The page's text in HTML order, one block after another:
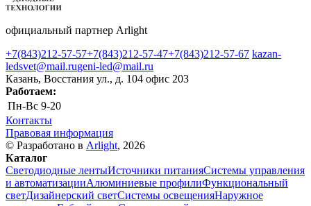
официальный партнер Arlight
+7(843)212-57-57+7(843)212-57-47+7(843)212-57-67 kazan-
ledsvet@mail.rugeni-led@mail.ru
Казань, Восстания ул., д. 104 офис 203
Работаем:
Пн-Вс 9-20
Контакты
Правовая информация
© Разработано в Arlight, 2026
Каталог
Светодиодные лентыИсточники питанияСистемы управления
и автоматизацииАлюминиевые профилиФункциональный
светДизайнерский светСистемы освещенияНаружное